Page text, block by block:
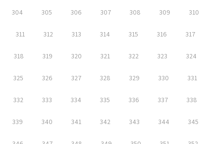
304 305 306 307 308 309 310
311 312 313 314 315 316 317
318 319 320 321 322 323 324
325 326 327 328 329 330 331
332 333 334 335 336 337 338
339 340 341 342 343 344 345